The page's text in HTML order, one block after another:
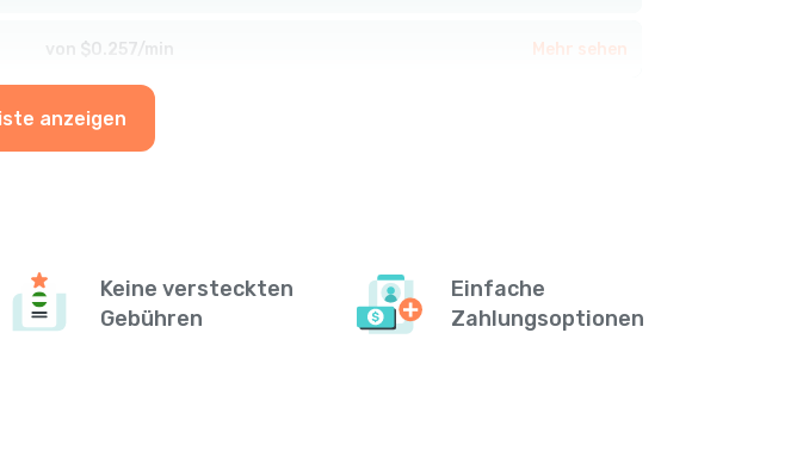
von $ 0.257 / min Mehr sehen
anzeigen
Keine versteckten
Gebühren
Einfache
Zahlungsoptionen